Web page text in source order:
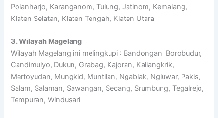
Polanharjo, Karanganom, Tulung, Jatinom, Kemalang,
Klaten Selatan, Klaten Tengah, Klaten Utara
3. Wilayah Magelang
Wilayah Magelang ini melingkupi : Bandongan, Borobudur,
Candimulyo, Dukun, Grabag, Kajoran, Kaliangkrik,
Mertoyudan, Mungkid, Muntilan, Ngablak, Ngluwar, Pakis,
Salam, Salaman, Sawangan, Secang, Srumbung, Tegalrejo,
Tempuran, Windusari